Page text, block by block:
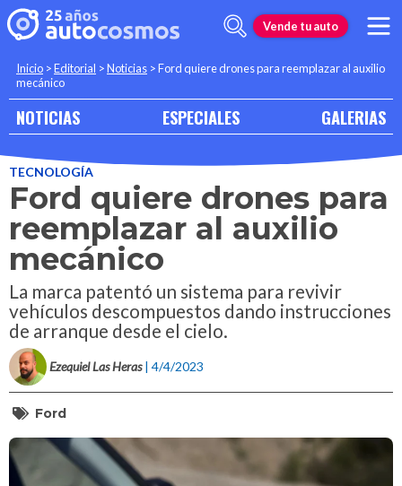
Vende tu auto
Inicio >Editorial >Noticias >Ford quiere drones para reemplazar al auxilio
mecánico
NOTICIAS ESPECIALES GALERIAS
TECNOLOGÍA
Ford quiere drones para
reemplazar al auxilio
mecánico
La marca patentó un sistema para revivir
vehículos descompuestos dando instrucciones
de arranque desde el cielo.
Ezequiel Las Heras | 4/4/2023
Ford